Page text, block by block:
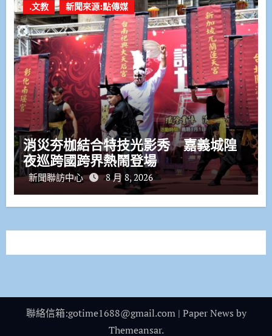
.文教 新聞來源:點傳媒
消災夯枷結合特技光影秀 嘉義城隍
夜巡跨國跨界熱鬧登場
新聞聯訪中心 8 月 8, 2026
聯絡信箱:gotime1688@gmail.com | Paper News by
Themeansar.